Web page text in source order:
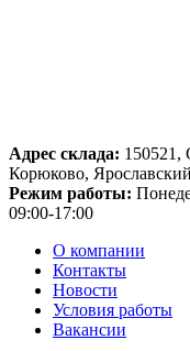
Адрес склада: 150521,
Корюково,
Режим работы:
09:00-17:00
О компании
Контакты
Новости
Условия работы
Вакансии